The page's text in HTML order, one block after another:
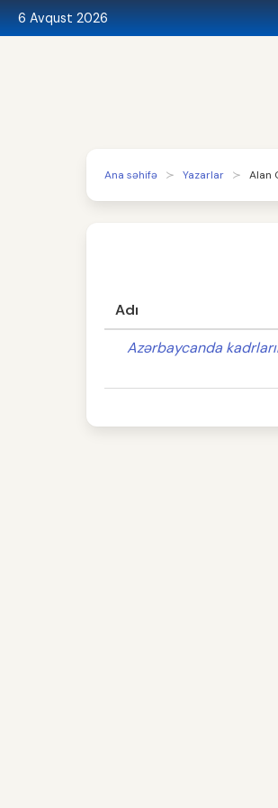
6 Avqust 2026
Ana səhifə Yazarlar Alan
Adı
Azərbaycanda